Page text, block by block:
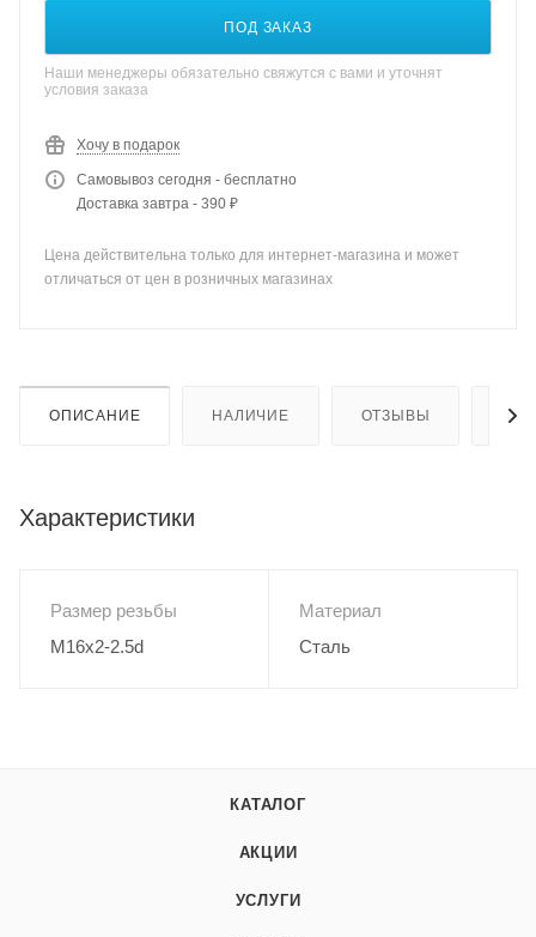
ПОД ЗАКАЗ
Наши менеджеры обязательно свяжутся с вами и уточнят
условия заказа
Хочу в подарок
Самовывоз сегодня - бесплатно
Доставка завтра - 390 ₽
Цена действительна только для интернет-магазина и может
отличаться от цен в розничных магазинах
ОПИСАНИЕ НАЛИЧИЕ ОТЗЫВЫ
Характеристики
Размер резьбы
M16x2-2.5d
Материал
Сталь
КАТАЛОГ
АКЦИИ
УСЛУГИ